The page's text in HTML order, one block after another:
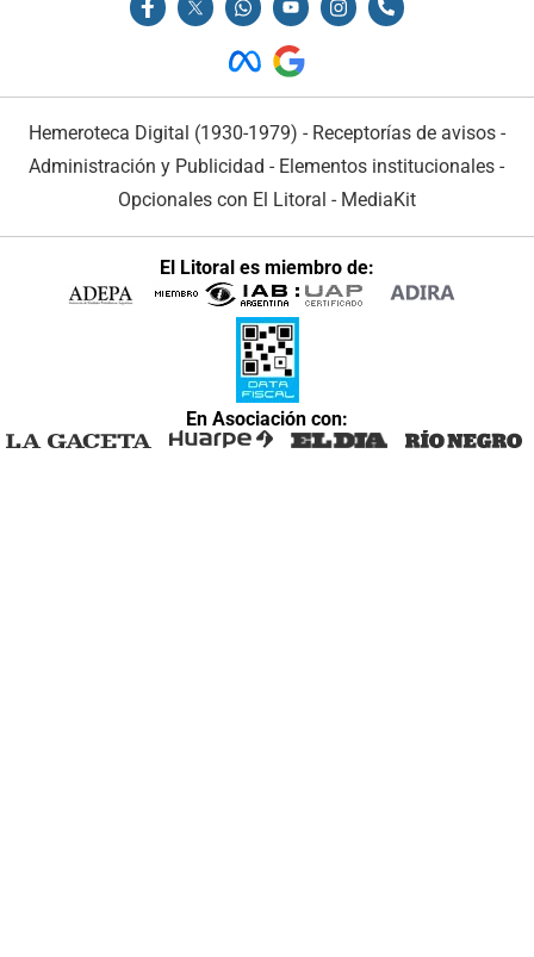
Hemeroteca Digital (1930-1979) - Receptorías de avisos -
Administración y Publicidad - Elementos institucionales -
Opcionales con El Litoral - MediaKit
El Litoral es miembro de:
En Asociación con: